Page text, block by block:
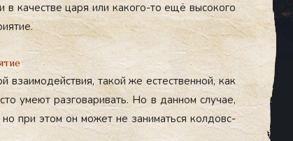
ка­чес­тве ца­ря или ка­кого-то ещё вы­соко­го
та­кой же ес­тес­твен­ной, как
уме­ют раз­го­вари­вать. Но в дан­ном слу­чае,
при этом он мо­жет не за­нимать­ся кол­довс­